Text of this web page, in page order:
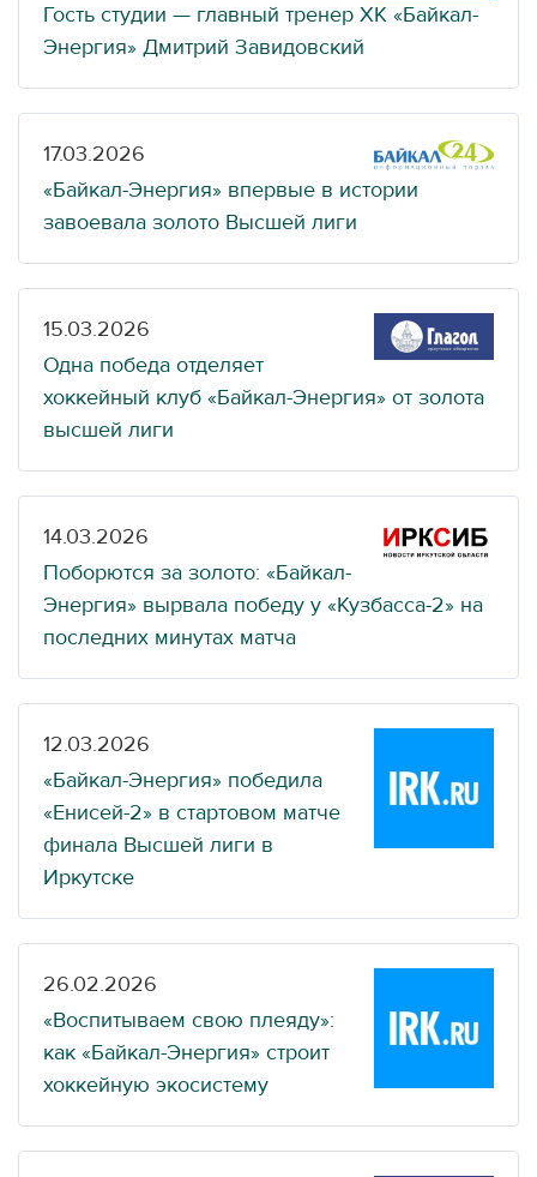
Гость студии — главный тренер ХК «Байкал-
Энергия» Дмитрий Завидовский
«Байкал-Энергия» впервые в истории
завоевала золото Высшей лиги
17.03.2026
Одна победа отделяет
хоккейный клуб «Байкал-Энергия» от золота
высшей лиги
15.03.2026
Поборются за золото: «Байкал-
Энергия» вырвала победу у «Кузбасса-2» на
последних минутах матча
14.03.2026
«Байкал-Энергия» победила
«Енисей-2» в стартовом матче
финала Высшей лиги в
Иркутске
12.03.2026
«Воспитываем свою плеяду»:
как «Байкал-Энергия» строит
хоккейную экосистему
26.02.2026